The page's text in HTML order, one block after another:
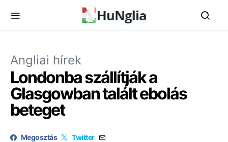
Angliai hírek
Londonba szállítják a
Glasgowban talált ebolás
beteget
Megosztás Twitter